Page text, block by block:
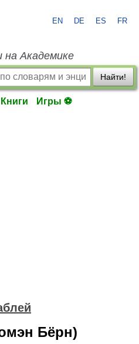
EN DE ES FR
на Академике
Найти!
Книги Игры ⚽
Бёрн)